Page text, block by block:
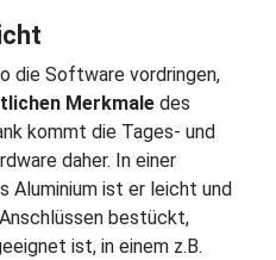
die Software vordringen,
Merkmale des
kommt die Tages- und
daher. In einer
Aluminium ist er leicht und
bestückt,
ist, in einem z.B.